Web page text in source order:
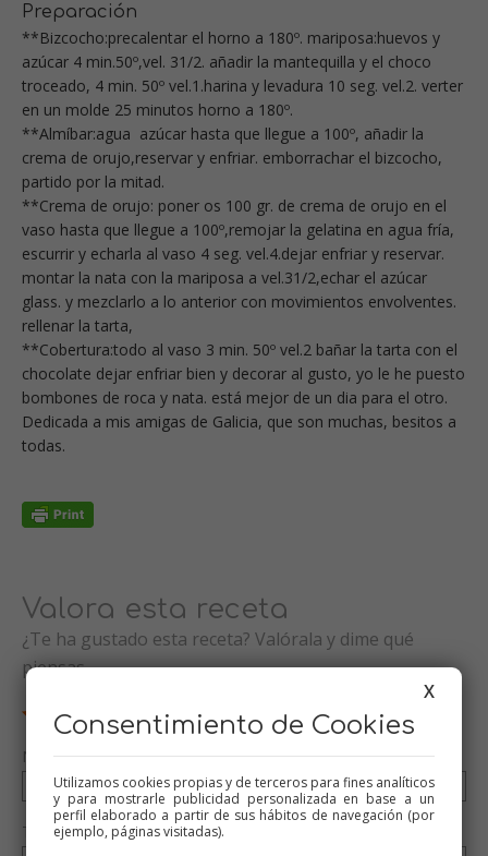
Preparación
**Bizcocho:precalentar el horno a 180º. mariposa:huevos y
azúcar 4 min.50º,vel. 31/2. añadir la mantequilla y el choco
troceado, 4 min. 50º vel.1.harina y levadura 10 seg. vel.2. verter
en un molde 25 minutos horno a 180º.
**Almíbar:agua azúcar hasta que llegue a 100º, añadir la
crema de orujo,reservar y enfriar. emborrachar el bizcocho,
partido por la mitad.
**Crema de orujo: poner os 100 gr. de crema de orujo en el
vaso hasta que llegue a 100º,remojar la gelatina en agua fría,
escurrir y echarla al vaso 4 seg. vel.4.dejar enfriar y reservar.
montar la nata con la mariposa a vel.31/2,echar el azúcar
glass. y mezclarlo a lo anterior con movimientos envolventes.
rellenar la tarta,
**Cobertura:todo al vaso 3 min. 50º vel.2 bañar la tarta con el
chocolate dejar enfriar bien y decorar al gusto, yo le he puesto
bombones de roca y nata. está mejor de un dia para el otro.
Dedicada a mis amigas de Galicia, que son muchas, besitos a
todas.
Valora esta receta
¿Te ha gustado esta receta? Valórala y dime qué
piensas
Nombre (opcional)
Tu valoración (opcional)
X
Consentimiento de Cookies
Utilizamos cookies propias y de terceros para fines analíticos
y para mostrarle publicidad personalizada en base a un
perfil elaborado a partir de sus hábitos de navegación (por
ejemplo, páginas visitadas).